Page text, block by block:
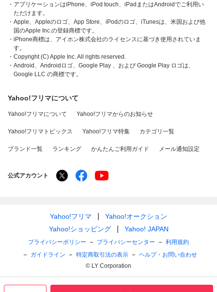
・アプリケーションはiPhone、iPod touch、iPadまたはAndroidでご利用い
ただけます。
・Apple、Appleのロゴ、App Store、iPodのロゴ、iTunesは、米国および他
国のApple Inc.の登録商標です。
・iPhone商標は、アイホン株式会社のライセンスに基づき使用されていま
す。
・Copyright (C) Apple Inc. All rights reserved.
・Android、Androidロゴ、Google Play 、および Google Play ロゴは、
Google LLC の商標です。
Yahoo!フリマについて
Yahoo!フリマについて Yahoo!フリマからのお知らせ
Yahoo!フリマトピックス Yahoo!フリマ特集 カテゴリ一覧
ブランド一覧 ランキング かんたんご利用ガイド メール通知設定
公式アカウント
Yahoo!フリマ
Yahoo!オークション
Yahoo!ショッピング
Yahoo! JAPAN
プライバシーポリシー プライバシーセンター
利用規約
ガイドライン
特定商取引法の表示
ヘルプ・お問い合わせ
© LY Corporation